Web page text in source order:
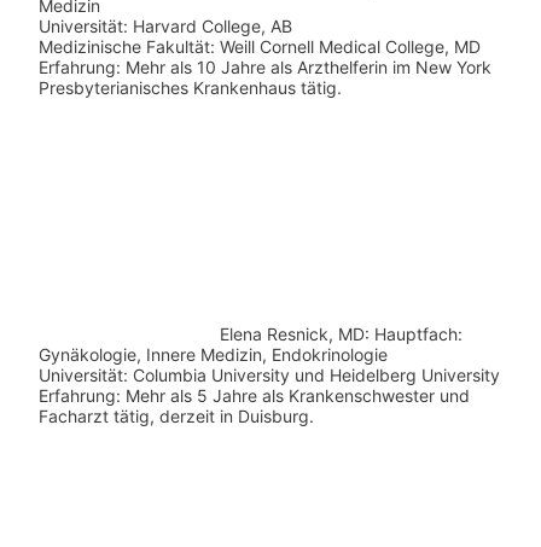
Medizin
Universität: Harvard College, AB
Medizinische Fakultät: Weill Cornell Medical College, MD
Erfahrung: Mehr als 10 Jahre als Arzthelferin im New York
Presbyterianisches Krankenhaus tätig.
Elena Resnick, MD: Hauptfach:
Gynäkologie, Innere Medizin, Endokrinologie
Universität: Columbia University und Heidelberg University
Erfahrung: Mehr als 5 Jahre als Krankenschwester und
Facharzt tätig, derzeit in Duisburg.